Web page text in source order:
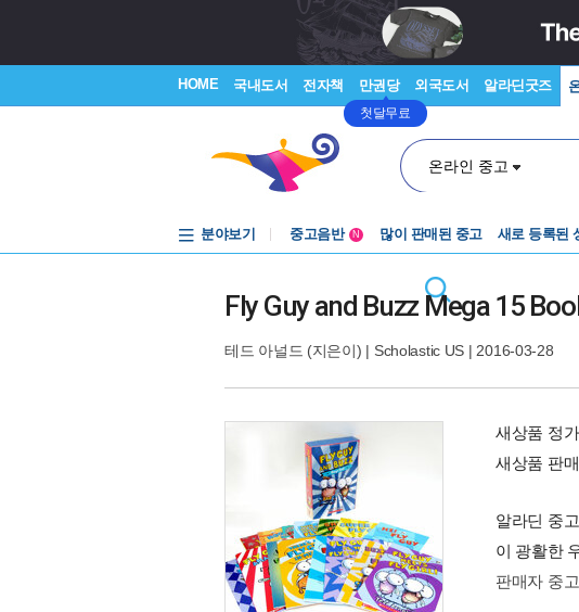
HOME 국내도서 전자책 만권당
첫달무료
외국도서 알라딘굿즈
온라인 중고
분야보기
중고음반
N 많이 판매된 중고 새로 등록된
Fly Guy and Buzz Mega 15
테드 아널드 (지은이) | Scholastic US | 2016-03-28
새상품 정가
새상품 판
알라딘 중
이 광활한
판매자 중